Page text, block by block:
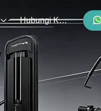
Hubungi Kami